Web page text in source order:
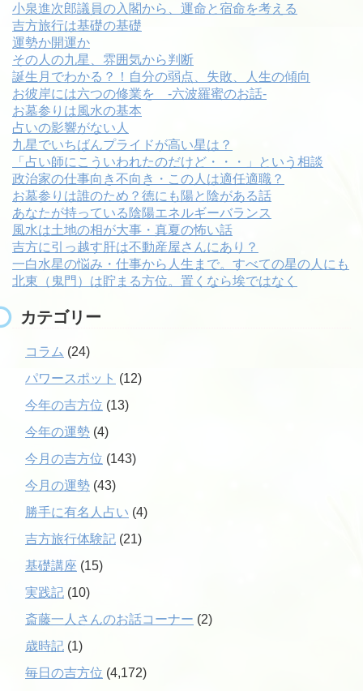
小泉進次郎議員の入閣から、運命と宿命を考える
吉方旅行は基礎の基礎
運勢か開運か
その人の九星、雰囲気から判断
誕生月でわかる？！自分の弱点、失敗、人生の傾向
お彼岸には六つの修業を -六波羅蜜のお話-
お墓参りは風水の基本
占いの影響がない人
九星でいちばんプライドが高い星は？
「占い師にこういわれたのだけど・・・」という相談
政治家の仕事向き不向き・この人は適任適職？
お墓参りは誰のため？徳にも陽と陰がある話
あなたが持っている陰陽エネルギーバランス
風水は土地の相が大事・真夏の怖い話
吉方に引っ越す肝は不動産屋さんにあり？
一白水星の悩み・仕事から人生まで。すべての星の人にも
北東（鬼門）は貯まる方位。置くなら埃ではなく
カテゴリー
コラム (24)
パワースポット (12)
今年の吉方位 (13)
今年の運勢 (4)
今月の吉方位 (143)
今月の運勢 (43)
勝手に有名人占い (4)
吉方旅行体験記 (21)
基礎講座 (15)
実践記 (10)
斎藤一人さんのお話コーナー (2)
歳時記 (1)
毎日の吉方位 (4,172)